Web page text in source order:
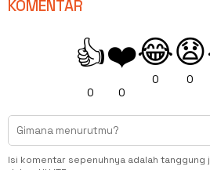
KOMENTAR
👍
0
❤️
0
😂
0
😧
0
Isi komentar sepenuhnya adalah tanggung